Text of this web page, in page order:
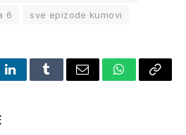
6 sve epizode kumovi
LinkedInTumblrEmail WhatsApp
Copy